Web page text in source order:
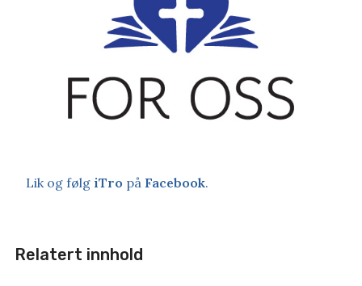
Lik og følg iTro på Facebook.
Relatert innhold